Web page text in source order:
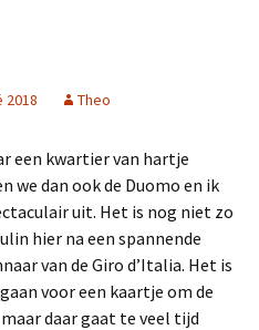
2018 Theo
een kwartier van hartje
we dan ook de Duomo en ik
uit. Het is nog niet zo
hier na een spannende
van de Giro d’Italia. Het is
voor een kaartje om de
daar gaat te veel tijd